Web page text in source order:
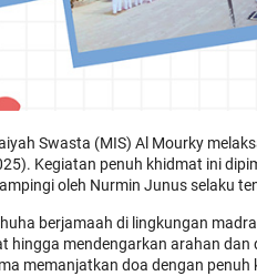
Swasta (MIS) Al Mourky
Kegiatan penuh khidmat ini
oleh Nurmin Junus selaku
berjamaah di lingkungan
mendengarkan arahan dan
memanjatkan doa dengan penuh